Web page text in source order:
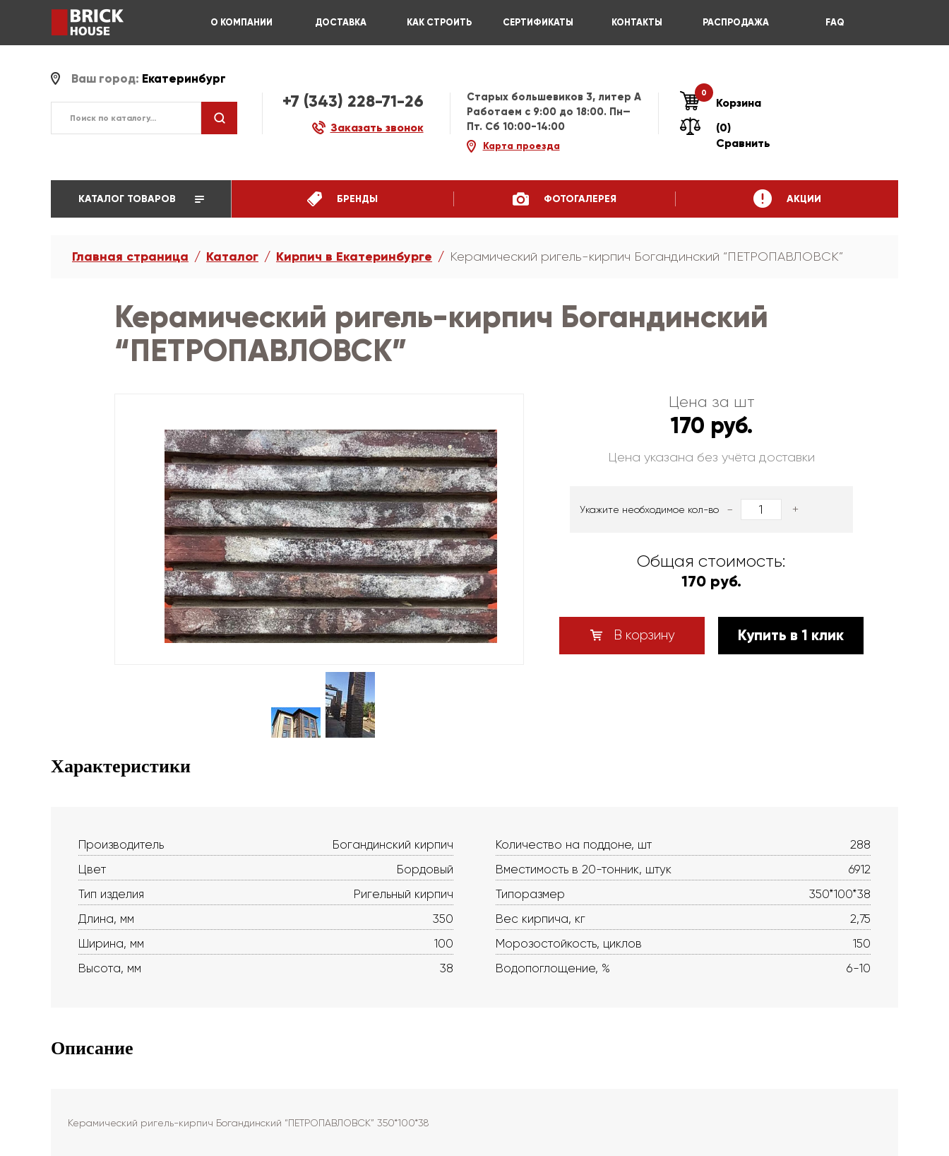
О КОМПАНИИ ДОСТАВКА КАК СТРОИТЬ СЕРТИФИКАТЫ КОНТАКТЫ РАСПРОДАЖА FAQ
Ваш город: Екатеринбург
+7 (343) 228-71-26
Заказать звонок
Старых большевиков 3, литер А
Работаем c 9:00 до 18:00. Пн—
Пт. Сб 10:00-14:00
Карта проезда
0
Корзина
(0)
Сравнить
КАТАЛОГ ТОВАРОВ БРЕНДЫ ФОТОГАЛЕРЕЯ АКЦИИ
Главная страница Каталог Кирпич в Екатеринбурге Керамический ригель-кирпич Богандинский “ПЕТРОПАВЛОВСК”
Керамический ригель-кирпич Богандинский
“ПЕТРОПАВЛОВСК”
Цена за шт
170 руб.
Цена указана без учёта доставки
Укажите необходимое кол-во - +
Общая стоимость:
170 руб.
В корзину Купить в 1 клик
Характеристики
Производитель
Богандинский кирпич
Цвет
Бордовый
Тип изделия
Ригельный кирпич
Длина, мм
350
Ширина, мм
100
Высота, мм
38
Количество на поддоне, шт
288
Вместимость в 20-тонник, штук
6912
Типоразмер
350*100*38
Вес кирпича, кг
2,75
Морозостойкость, циклов
150
Водопоглощение, %
6-10
Описание
Керамический ригель-кирпич Богандинский “ПЕТРОПАВЛОВСК” 350*100*38